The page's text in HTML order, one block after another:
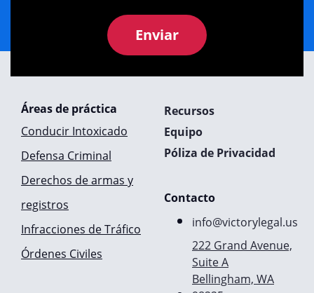
Enviar
Áreas de práctica
Conducir Intoxicado
Defensa Criminal
Derechos de armas y
registros
Infracciones de Tráfico
Órdenes Civiles
Recursos
Equipo
Póliza de Privacidad
Contacto
info@victorylegal.us
222 Grand Avenue,
Suite A
Bellingham, WA